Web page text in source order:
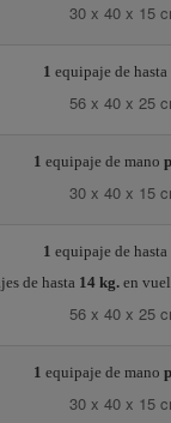
30 x 40 x 15
1 equipaje de hasta
56 x 40 x 25
1 equipaje de mano
30 x 40 x 15
1 equipaje de hasta
de hasta 14 kg. en
56 x 40 x 25
1 equipaje de mano
30 x 40 x 15